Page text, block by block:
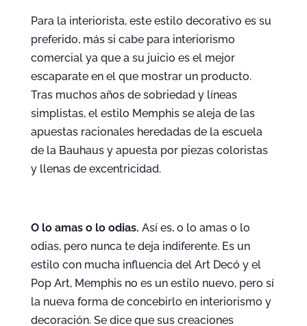
Para la interiorista, este estilo decorativo es su
preferido, más si cabe para interiorismo
comercial ya que a su juicio es el mejor
escaparate en el que mostrar un producto.
Tras muchos años de sobriedad y líneas
simplistas, el estilo Memphis se aleja de las
apuestas racionales heredadas de la escuela
de la Bauhaus y apuesta por piezas coloristas
y llenas de excentricidad.
O lo amas o lo odias. Así es, o lo amas o lo
odias, pero nunca te deja indiferente. Es un
estilo con mucha influencia del Art Decó y el
Pop Art, Memphis no es un estilo nuevo, pero sí
la nueva forma de concebirlo en interiorismo y
decoración. Se dice que sus creaciones